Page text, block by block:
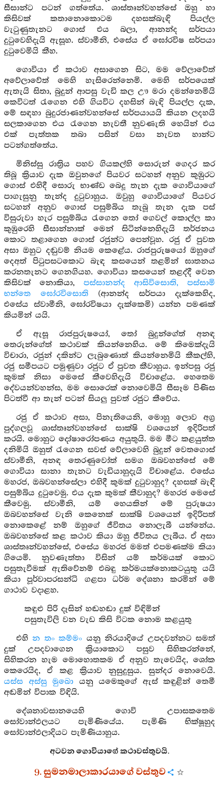
සීසාන්ට පටන් ගත්තේය. ශාස්තෘන්වහන්සේ ඔහු හා
කිසිවක් කතානොකොටම දහසක්බැඳි පියල්ල
වැටුණුතැනට ගොස් එය බලා, ආනන්ද සර්පයා
දුටුවෙහිදැයි ඇසූහ. ස්වාමීනි, එසේය ඒ ඝෝරවිෂ සර්පයා
දුටුවෙමියි කීහ.
ගොවියා ඒ කථාව අසාගෙන සිට, මම වේලාවේත්
අවේලාවේත් මෙහි හැසිරෙන්නෙමි. මෙහි සර්පයෙක්
ඇතැයි සිතා, බුදුන් ආපසු වැඩි කල ඌ මරා දමන්නෙමියි
කෙවිටත් රැගෙන එහි ගියවිට දහසින් බැඳි පියල්ල දැක,
මේ සඳහා බුදුරජාණන්වහන්සේ සර්පයායයි කියන ලදහයි
සලකාගෙන එය රැගෙන නැවතී නුවණැති හෙයින් එය
එක් පැත්තක තබා පසින් වසා නැවත හාන්ට
පටන්ගත්තේය.
මිනිස්සු රාත්‍රිය පහව ගියකල්හි සොරුන් ගෙදර කර
තිබූ ක්‍රියාව දැක ඔවුනගේ පියවර සටහන් අනුව කුඹුරට
ගොස් එහිදී සොරු භාණ්ඩ බෙදූ තැන දැක ගොවියාගේ
පාගැසුනු තැන්ද දුටුවාහුය. ඔවුහු ගොවියාගේ පියවර
සටහන් අනුව ගොස් පසුම්බිය තැබූ තැන දැක පස්
විසුරුවා හැර පසුම්බිය රැගෙන තෝ ගෙවල් කොල්ල කා
කුඹුරෙහි සීසාන්නාක් මෙන් සිටින්නෙහිදැයි තර්ජනය
කොට තළාගෙන ගොස් රජුන්ට පෙන්වූහ. රජු ඒ පුවත
අසා ඔහුට දඬුවම් නියම කෙළේය. රාජපුරුෂයෝ ඔහුගේ
දෙඅත් පිටුපසටකොට බැඳ කසයෙන් තළමින් ඝාතනය
කරනතැනට ගෙනගියහ. ගොවියා කසයෙන් තළද්දී වෙන
කිසිවක් නොකියා, පස්සානන්ද ආසිවිසොති, පස්සාමි
භන්තෙ ඝෝරවිසොති (ආනන්ද සර්පයා දැක්කෙහිද,
එසේය ස්වාමීනි, ඝෝරවිෂයා දැක්කෙමි) යන්න පමණක්
කියමින් යයි.
ඒ ඇසූ රාජපුරුෂයෝ, තෝ බුදුන්ගේත් අනඳ
තෙරුන්ගේත් කථාවක් කියන්නෙහිය. මේ කිමෙක්දැයි
විචාරා, රජුන් දකින්ට ලැබුණොත් කියන්නෙමියි කීකල්හි,
රජු සමීපයට පමුණුවා රජුට ඒ පුවත කීවාහුය. ඉන්පසු රජු
කුමක් නිසා මෙසේ කීවෙහිදැයි විචාළේය. හෙතෙම
දේවයන්වහන්ස, මම සොරෙක් නොවෙමියි සීසෑම පිණිස
පිටත්වී ආ තැන් පටන් සියලු පුවත් රජුට කීවේය.
රජු ඒ කථාව අසා, පිනැතියෙනි, මොහු ලොව අග්‍ර
පුද්ගලවූ ශාස්තෘන්වහන්සේ සාක්ෂි වශයෙන් ඉදිරිපත්
කරයි. මොහුට දෝෂාරෝපණය අයුතුයි. මම මීට කළයුත්ත
දනිමියි ඔහුත් රැගෙන සවස් වේලාවෙහි බුදුන් වෙතගොස්
ස්වාමීනි, අනඳ තෙරණුවෝත් සමග ඔබවහන්සේ මේ
ගොවියා සානා තැනට වැඩියාහුදැයි විචාළේය. එසේය
මහරජ, ඔබවහන්සේලා එහිදී කුමක් දුටුවාහුද? දහසක් බැඳි
පසුම්බිය දුටුවෙමු. එය දැක කුමක් කීවාහුද? මහරජ මෙසේ
කීවෙමු. ස්වාමීනි, යම් හෙයකින් මේ පුරුෂයා
ඔබවහන්සේ වැනි කෙනෙක් සාක්ෂි වශයෙන් ඉදිරිපත්
නොකෙළේ නම් ඔහුගේ ජීවිතය නොලැබී යන්නේය.
ඔබවහන්සේ කළ කථාව කියා ඔහු ජීවිතය ලැබීය. ඒ අසා
ශාස්තෘන්වහන්සේ, එසේය මහරජ මමත් එපමණක්ම කියා
ගියෙමි. නුවණැත්තා විසින් යම් කර්මයක් කොට
පසුතැවීමක් ඇතිවේනම් එබඳු කර්මයක්නොකටයුතු යයි
කියා පූර්වාපරසන්ධි ගළපා ධර්ම දේශනා කරමින් මේ
ගාථාව වදාළහ.
කඳුළු පිරි දෑසින් හඬහඬා දුක් විඳිමින්
පසුතැවිලි වන වැඩ කිසි විටක නොම කළයුතු
එහින තං කම්මං යනු නිරයාදියේ උපදවන්නට සමත්
දුක් උපදවාගෙන ක්‍රියාකොට පසුව සිහිකරන්නේ,
සිහිකරන හැම මොහොතකම ඒ අනුව තැවෙයිද, ශෝක
කෙරෙයිද, ඒ කළ ක්‍රියාව නුසුදුසුය. සුන්දර නොවෙයි.
යස්ස අස්සු මුඛො යනු යමෙකුගේ ඇස් කඳුළින් තෙමී
අඬමින් විපාක විඳියි.
දේශනාවසානයෙහි ගොවි උපාසකතෙම
සෝවාන්ඵලයට පැමිණියේය. පැමිණි භික්ෂූහුද
සෝවාන්ඵලාදියට පැමිණියාහුය.
අටවන ගොවියාගේ කථාවස්තුවයි.
9. සුමනමාලාකාරයාගේ වස්තුව